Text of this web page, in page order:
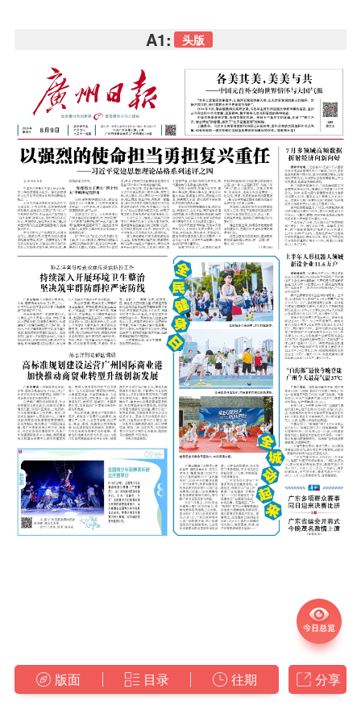
A1: 头版
版面 目录 往期 分享